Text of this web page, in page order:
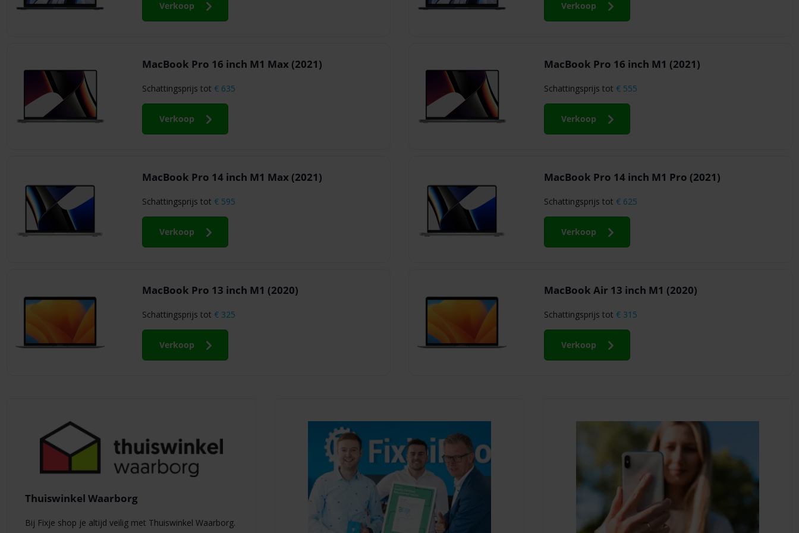
Verkoop Verkoop
MacBook Pro 16 inch M1 Max (2021)
Schattingsprijs tot € 635
Verkoop
MacBook Pro 16 inch M1 (2021)
Schattingsprijs tot € 555
Verkoop
MacBook Pro 14 inch M1 Max (2021)
Schattingsprijs tot € 595
Verkoop
MacBook Pro 14 inch M1 Pro (2021)
Schattingsprijs tot € 625
Verkoop
MacBook Pro 13 inch M1 (2020)
Schattingsprijs tot € 325
Verkoop
MacBook Air 13 inch M1 (2020)
Schattingsprijs tot € 315
Verkoop
Thuiswinkel Waarborg
Bij Fixje shop je altijd veilig met Thuiswinkel Waarborg.